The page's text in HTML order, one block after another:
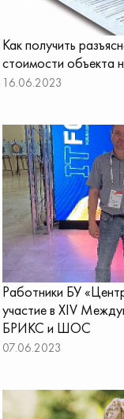
Как получить
стоимости объекта
16.06.2023
Работники БУ
участие в XIV
БРИКС и ШОС
07.06.2023